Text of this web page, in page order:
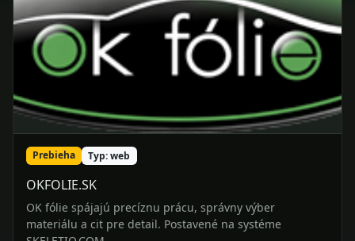
OKFOLIE.SK
OK fólie spájajú precíznu prácu, správny výber
materiálu a cit pre detail. Postavené na systéme
SKELETIO.COM
Prejsť na projekt